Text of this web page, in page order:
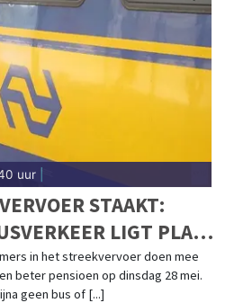
uur|
STAAKT:
LIGT PLAT
in het streekvervoer doen mee
beter pensioen op dinsdag 28 mei.
geen bus of [...]